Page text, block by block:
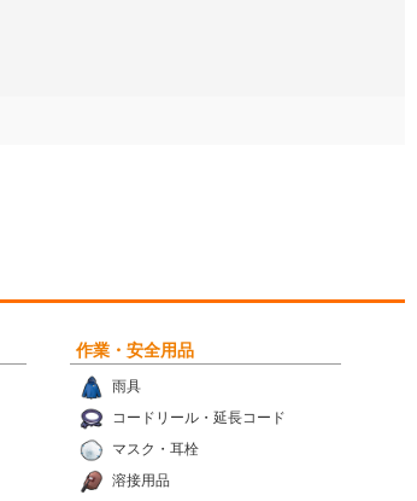
作業・安全用品
雨具
コードリール・延長コード
マスク・耳栓
溶接用品